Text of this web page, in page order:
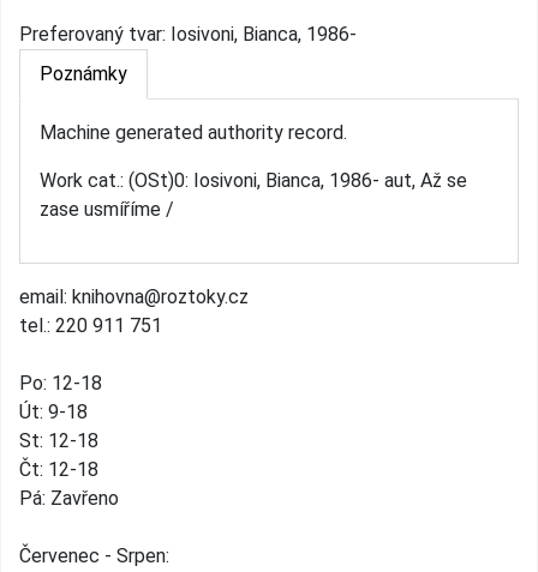
email: knihovna@roztoky.cz
tel.: 220 911 751
Po: 12-18
Út: 9-18
St: 12-18
Čt: 12-18
Pá: Zavřeno
Červenec - Srpen:
Preferovaný tvar: Iosivoni, Bianca, 1986-
Poznámky
Machine generated authority record.
Work cat.: (OSt)0: Iosivoni, Bianca, 1986- aut, Až se
zase usmíříme /